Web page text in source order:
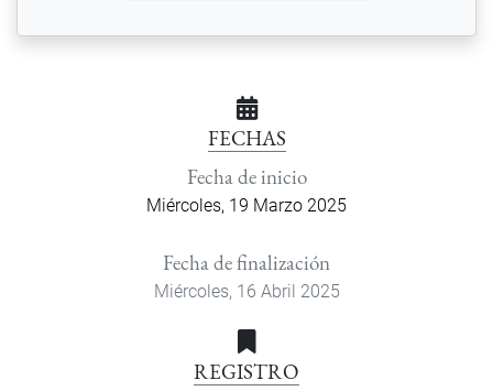
FECHAS
Fecha de inicio
Miércoles, 19 Marzo 2025
Fecha de finalización
Miércoles, 16 Abril 2025
REGISTRO